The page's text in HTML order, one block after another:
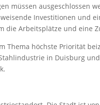
müssen ausgeschlossen
Investitionen und
die Arbeitsplätze und eine
Thema höchste Priorität
in Duisburg